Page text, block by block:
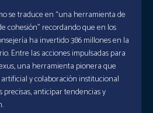
se traduce en “una herramienta de
cohesión” recordando que en los
ha invertido 386 millones en la
Entre las acciones impulsadas para
una herramienta pionera que
y colaboración institucional
precisas, anticipar tendencias y